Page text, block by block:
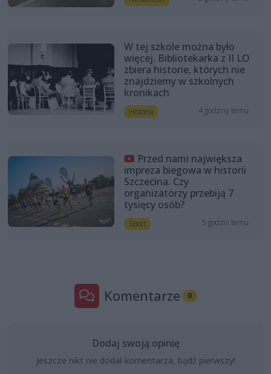
W tej szkole można było
więcej. Bibliotekarka z II LO
zbiera historie, których nie
znajdziemy w szkolnych
kronikach
Historia 4 godziny temu
Przed nami największa
impreza biegowa w historii
Szczecina. Czy
organizatorzy przebiją 7
tysięcy osób?
Sport 5 godzin temu
Komentarze 0
Dodaj swoją opinię
Jeszcze nikt nie dodał komentarza, bądź pierwszy!